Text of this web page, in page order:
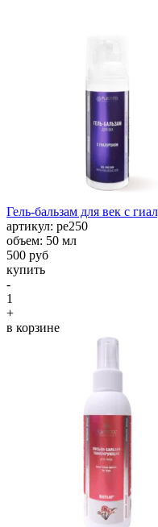
Гель-бальзам для век с
aртикул: ре250
объем: 50 мл
500 руб
купить
-
1
+
в корзине